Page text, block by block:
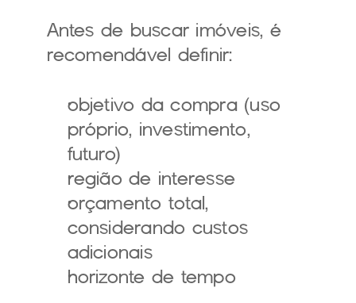
Antes de buscar imóveis, é
recomendável definir:
objetivo da compra (uso
próprio, investimento,
futuro)
região de interesse
orçamento total,
considerando custos
adicionais
horizonte de tempo